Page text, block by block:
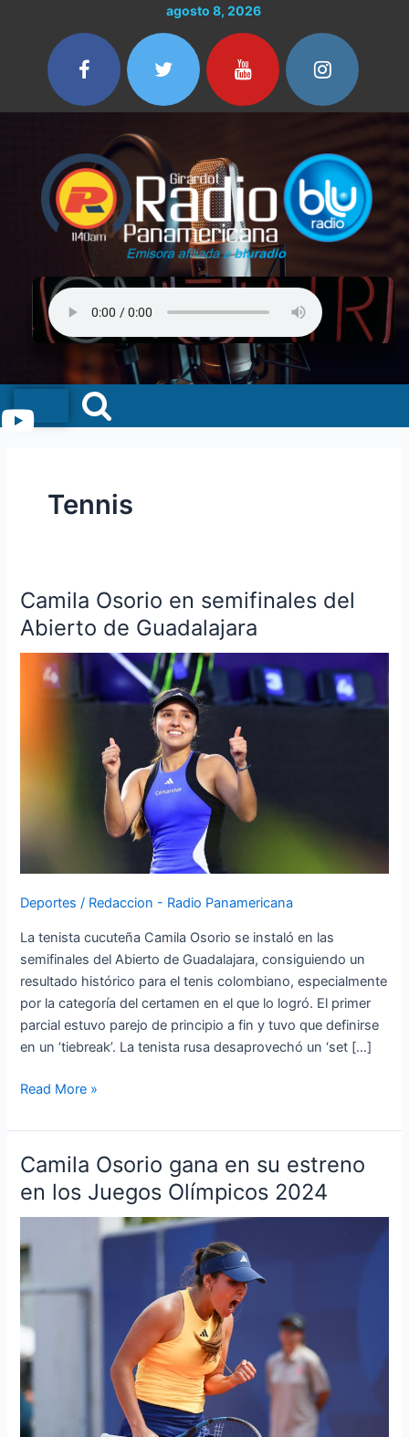
contenido
agosto 8, 2026
Menu
Tennis
Camila Osorio en semifinales del
Abierto de Guadalajara
Deportes / Redaccion - Radio Panamericana
La tenista cucuteña Camila Osorio se instaló en las
semifinales del Abierto de Guadalajara, consiguiendo un
resultado histórico para el tenis colombiano, especialmente
por la categoría del certamen en el que lo logró. El primer
parcial estuvo parejo de principio a fin y tuvo que definirse
en un ‘tiebreak’. La tenista rusa desaprovechó un ‘set […]
Camila
Osorio
en
semifinales
Read More »
Camila Osorio gana en su estreno
en los Juegos Olímpicos 2024
Camila
Osorio
gana
su
estreno
en
Juegos
Olímpicos